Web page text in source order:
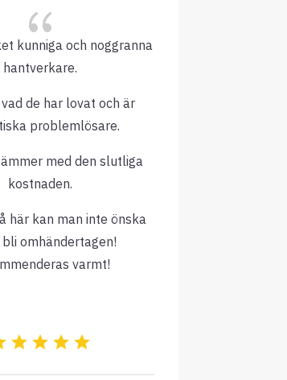
{
kunniga och noggranna
hantverkare.
de har lovat och är
problemlösare.
med den slutliga
kostnaden.
här kan man inte önska
omhändertagen!
varmt!